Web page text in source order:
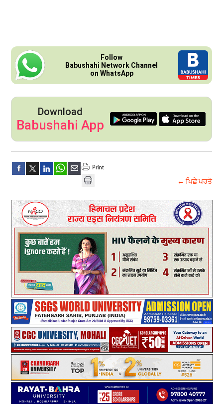
Follow
Babushahi Network Channel
on WhatsApp
Download
Babushahi App
← ਪਿਛੇ ਪਰਤੋ